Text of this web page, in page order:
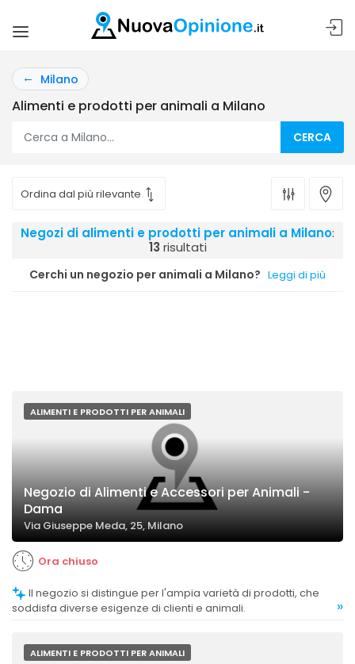
Milano
Alimenti e prodotti per animali a Milano
CERCA
Negozi di alimenti e prodotti per animali a Milano:
13 risultati
Cerchi un negozio per animali a Milano? Leggi di più
ALIMENTI E PRODOTTI PER ANIMALI
Negozio di Alimenti e Accessori per Animali -
Dama
Via Giuseppe Meda, 25, Milano
Ora chiuso
soddisfa diverse esigenze di clienti e animali.
»
ALIMENTI E PRODOTTI PER ANIMALI